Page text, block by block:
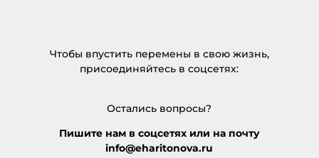
Чтобы впустить перемены в свою жизнь,
присоединяйтесь в соцсетях:
Остались вопросы?
Пишите нам в соцсетях или на почту
info@eharitonova.ru